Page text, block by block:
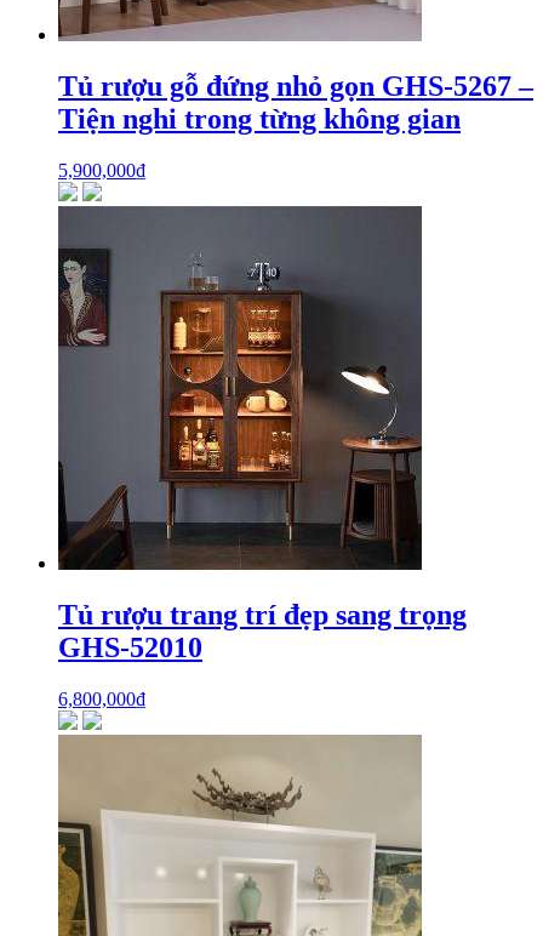
Tủ rượu gỗ đứng nhỏ gọn GHS-5267 –
Tiện nghi trong từng không gian
5,900,000₫
Tủ rượu trang trí đẹp sang trọng
GHS-52010
6,800,000₫